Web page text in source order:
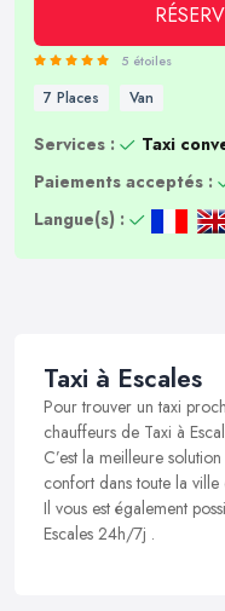
5 étoiles
7 Places Van
Services :
Taxi
Paiements acceptés :
Langue(s) :
Taxi à Escales
Pour trouver un taxi
chauffeurs de Taxi à
C’est la meilleure
confort dans toute la ville
Il vous est également
Escales 24h/7j .